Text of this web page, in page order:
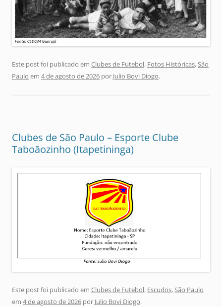
Este post foi publicado em Clubes de Futebol, Fotos Históricas,São
Paulo em 4 de agosto de 2026 por Julio Bovi Diogo.
Clubes de São Paulo – Esporte Clube
Taboãozinho (Itapetininga)
Este post foi publicado em Clubes de Futebol, Escudos,São Paulo
em 4 de agosto de 2026 por Julio Bovi Diogo.